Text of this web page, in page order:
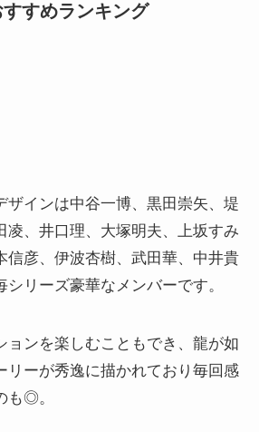
すめランキング
ザインは中谷一博、黒田崇矢、堤
凌、井口理、大塚明夫、上坂すみ
信彦、伊波杏樹、武田華、中井貴
リーズ豪華なメンバーです。
ョンを楽しむこともでき、龍が如
リーが秀逸に描かれており毎回感
も◎。